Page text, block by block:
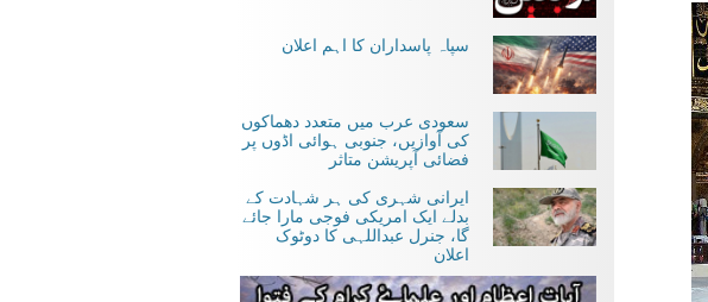
سپاہ پاسداران کا اہم اعلان
سعودی عرب میں متعدد دھماکوں
کی آوازیں، جنوبی ہوائی اڈوں پر
فضائی آپریشن متاثر
ایرانی شہری کی ہر شہادت کے
بدلے ایک امریکی فوجی مارا جائے
گا، جنرل عبداللہی کا دوٹوک
اعلان